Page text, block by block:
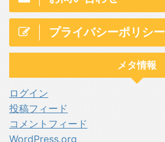
プライバシーポリシー
メタ情報
ログイン
投稿フィード
コメントフィード
WordPress.org